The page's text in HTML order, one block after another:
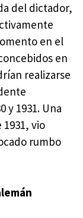
del dictador,
en el
en
realizarse
y 1931. Una
vio
rumbo